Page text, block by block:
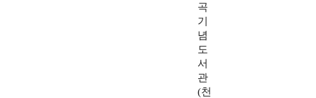
곡
기
념
도
서
관
(천